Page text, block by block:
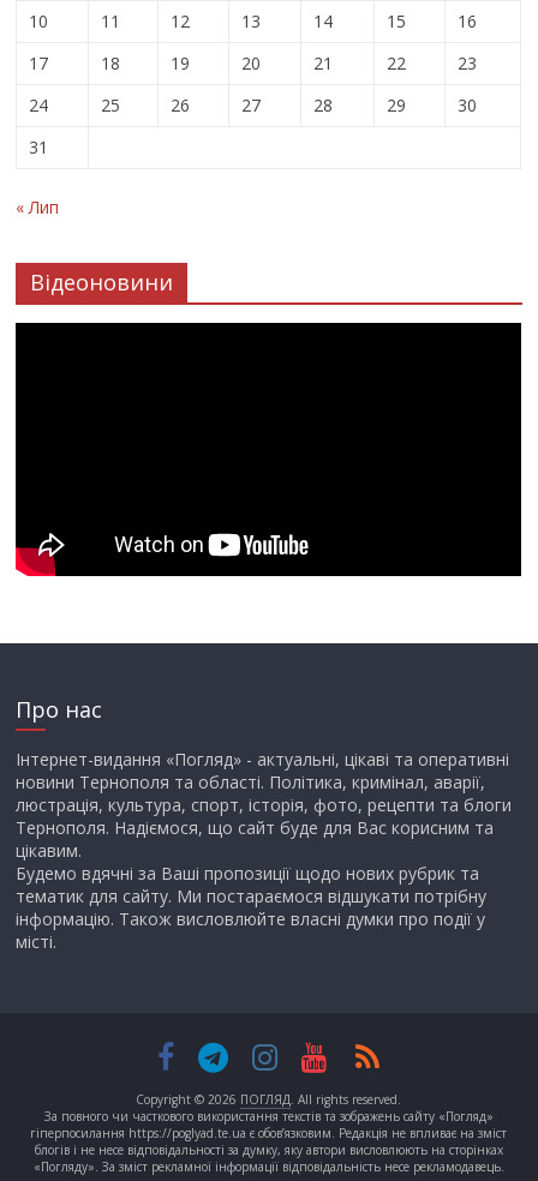
10
11 12 13 14 15
16
17
18 19 20 21 22
23
24
25 26 27 28 29
30
31
« Лип
Відеоновини
Про нас
Інтернет-видання «Погляд» - актуальні, цікаві та оперативні
новини Тернополя та області. Політика, кримінал, аварії,
люстрація, культура, спорт, історія, фото, рецепти та блоги
Тернополя. Надіємося, що сайт буде для Вас корисним та
цікавим.
Будемо вдячні за Ваші пропозиції щодо нових рубрик та
тематик для сайту. Ми постараємося відшукати потрібну
інформацію. Також висловлюйте власні думки про події у
місті.
Copyright © 2026 ПОГЛЯД . All rights reserved.
За повного чи часткового використання текстів та зображень сайту «Погляд»
гіперпосилання https://poglyad.te.ua є обов’язковим. Редакція не впливає на зміст
блогів і не несе відповідальності за думку, яку автори висловлюють на сторінках
«Погляду». За зміст рекламної інформації відповідальність несе рекламодавець.